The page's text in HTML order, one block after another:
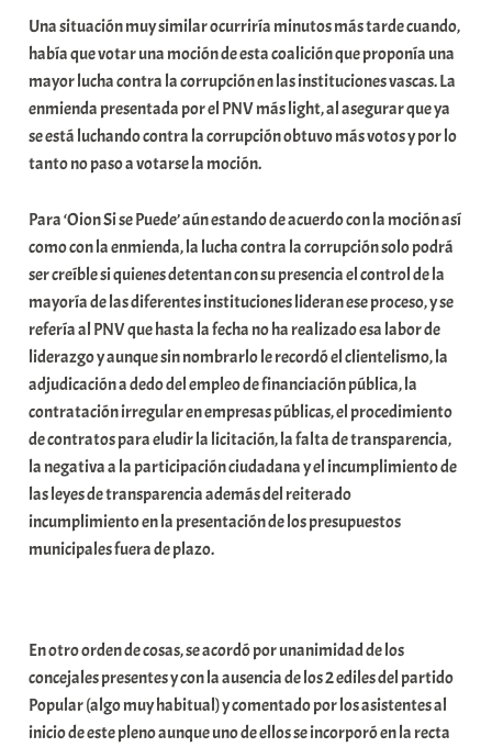
Una situación muy similar ocurriría minutos más tarde cuando,
había que votar una moción de esta coalición que proponía una
mayor lucha contra la corrupción en las instituciones vascas. La
enmienda presentada por el PNV más light, al asegurar que ya
se está luchando contra la corrupción obtuvo más votos y por lo
tanto no paso a votarse la moción.
Para ‘Oion Si se Puede’ aún estando de acuerdo con la moción así
como con la enmienda, la lucha contra la corrupción solo podrá
ser creíble si quienes detentan con su presencia el control de la
mayoría de las diferentes instituciones lideran ese proceso, y se
refería al PNV que hasta la fecha no ha realizado esa labor de
liderazgo y aunque sin nombrarlo le recordó el clientelismo, la
adjudicación a dedo del empleo de financiación pública, la
contratación irregular en empresas públicas, el procedimiento
de contratos para eludir la licitación, la falta de transparencia,
la negativa a la participación ciudadana y el incumplimiento de
las leyes de transparencia además del reiterado
incumplimiento en la presentación de los presupuestos
municipales fuera de plazo.
En otro orden de cosas, se acordó por unanimidad de los
concejales presentes y con la ausencia de los 2 ediles del partido
Popular (algo muy habitual) y comentado por los asistentes al
inicio de este pleno aunque uno de ellos se incorporó en la recta